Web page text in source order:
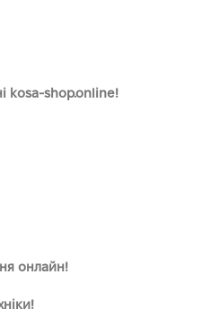
kosa-shop.online!
онлайн!